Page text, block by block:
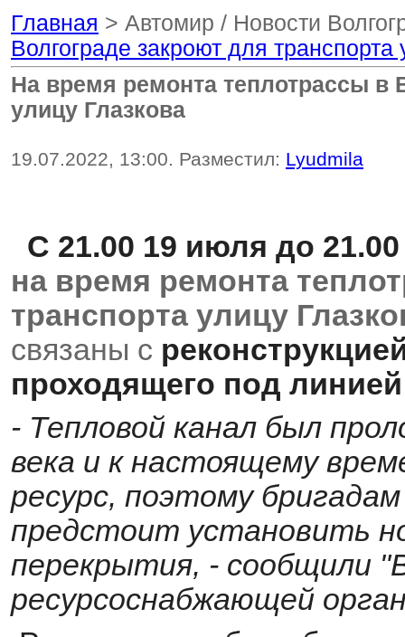
Главная > Автомир / Новости
Волгограде закроют для транспорта
На время ремонта теплотрассы в
улицу Глазкова
19.07.2022, 13:00. Разместил: Lyudmila
С 21.00 19 июля до
на время ремонта
транспорта улицу
связаны с
проходящего под
- Тепловой канал был
века и к настоящему
ресурс, поэтому
предстоит установить
перекрытия, - сообщили
ресурсоснабжающей